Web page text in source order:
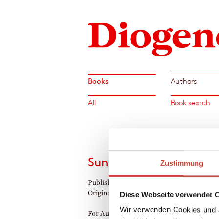
Zustimmung
Diese Webseite verwendet
Wir verwenden Cookies und
Books Authors
All Book search
Sunset Flip
Published by Diogenes as
Original Title:Sunset Flip
For Auggie Schnuck, the future looks